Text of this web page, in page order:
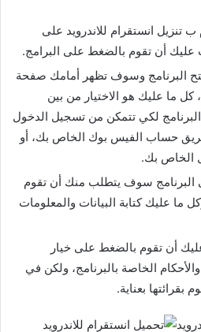
ب تنزيل انستقرام للاندرويد على
أن تقوم بالضغط على البرامج.
البرنامج وسوف تظهر أمامك صفحة
ما عليك هو الاختيار من بين
لكي تتمكن من تسجيل الدخول
حساب الفيس بوك الخاص بك، أو
بك.
البرنامج سوف يتطلب منك أن تقوم
ما عليك كتابة البيانات والمعلومات
أن تقوم بالضغط على خيار
الخاصة بالبرنامج، ولكن في
بقرائتها بعناية.